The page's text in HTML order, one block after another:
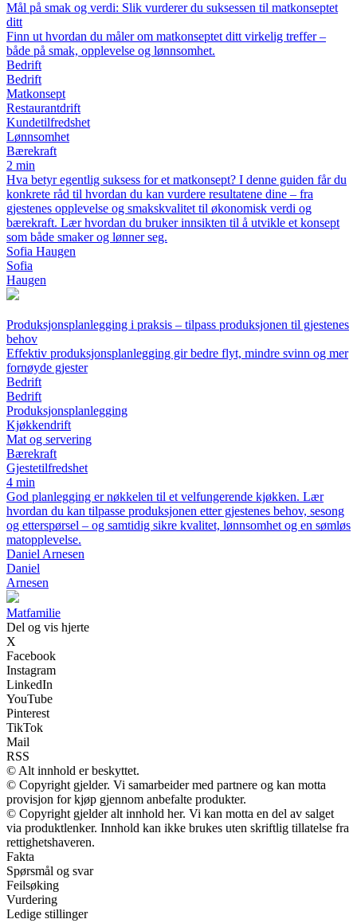
Mål på smak og verdi: Slik vurderer du suksessen til matkonseptet
ditt
Finn ut hvordan du måler om matkonseptet ditt virkelig treffer –
både på smak, opplevelse og lønnsomhet.
Bedrift
Bedrift
Matkonsept
Restaurantdrift
Kundetilfredshet
Lønnsomhet
Bærekraft
2 min
Hva betyr egentlig suksess for et matkonsept? I denne guiden får du
konkrete råd til hvordan du kan vurdere resultatene dine – fra
gjestenes opplevelse og smakskvalitet til økonomisk verdi og
bærekraft. Lær hvordan du bruker innsikten til å utvikle et konsept
som både smaker og lønner seg.
Sofia Haugen
Sofia
Haugen
Produksjonsplanlegging i praksis – tilpass produksjonen til gjestenes
behov
Effektiv produksjonsplanlegging gir bedre flyt, mindre svinn og mer
fornøyde gjester
Bedrift
Bedrift
Produksjonsplanlegging
Kjøkkendrift
Mat og servering
Bærekraft
Gjestetilfredshet
4 min
God planlegging er nøkkelen til et velfungerende kjøkken. Lær
hvordan du kan tilpasse produksjonen etter gjestenes behov, sesong
og etterspørsel – og samtidig sikre kvalitet, lønnsomhet og en sømløs
matopplevelse.
Daniel Arnesen
Daniel
Arnesen
Matfamilie
Del og vis hjerte
X
Facebook
Instagram
LinkedIn
YouTube
Pinterest
TikTok
Mail
RSS
© Alt innhold er beskyttet.
© Copyright gjelder. Vi samarbeider med partnere og kan motta
provisjon for kjøp gjennom anbefalte produkter.
© Copyright gjelder alt innhold her. Vi kan motta en del av salget
via produktlenker. Innhold kan ikke brukes uten skriftlig tillatelse fra
rettighetshaveren.
Fakta
Spørsmål og svar
Feilsøking
Vurdering
Ledige stillinger